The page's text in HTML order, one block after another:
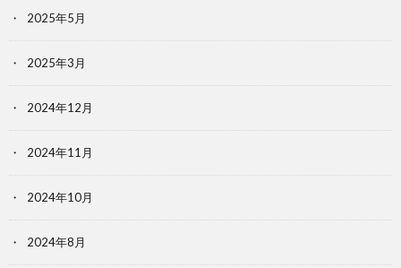
2025年5月
2025年3月
2024年12月
2024年11月
2024年10月
2024年8月